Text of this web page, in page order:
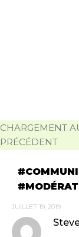
CHARGEMENT
PRÉCÉDENT
JUILLET 19, 2019